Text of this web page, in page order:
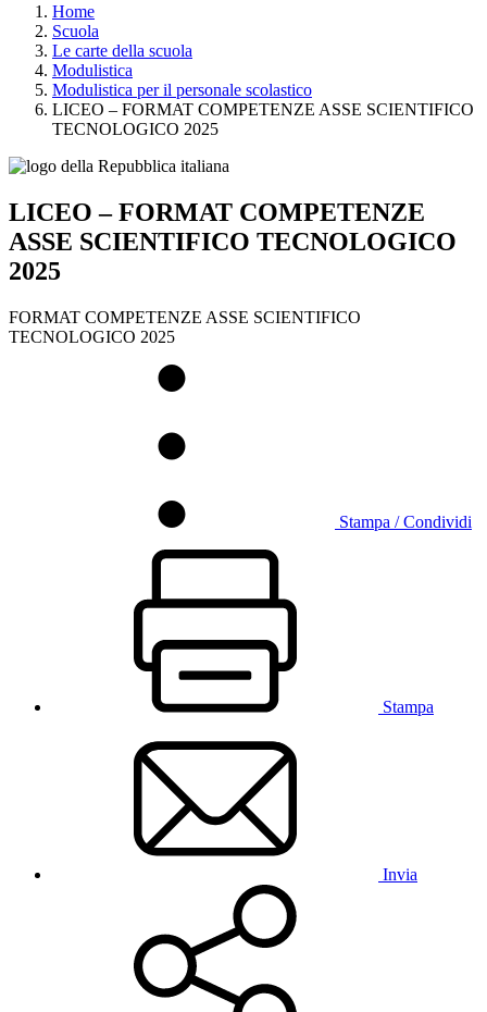
Home
Scuola
Le carte della scuola
Modulistica
Modulistica per il personale scolastico
LICEO – FORMAT COMPETENZE ASSE SCIENTIFICO
TECNOLOGICO 2025
LICEO – FORMAT COMPETENZE
ASSE SCIENTIFICO TECNOLOGICO
2025
FORMAT COMPETENZE ASSE SCIENTIFICO
TECNOLOGICO 2025
Stampa / Condividi
Stampa
Invia